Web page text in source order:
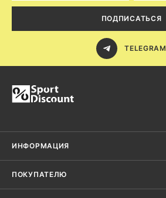
ПОДПИСАТЬСЯ
TELEGRAM
ИНФОРМАЦИЯ
ПОКУПАТЕЛЮ